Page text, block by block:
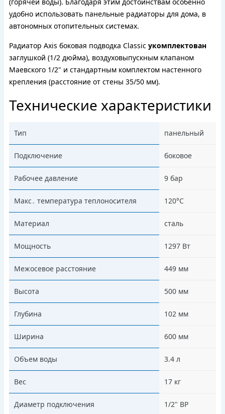
удобно использовать панельные радиаторы для дома, в
автономных отопительных системах.
Радиатор Axis боковая подводка Classic укомплектован
заглушкой (1/2 дюйма), воздуховыпускным клапаном
Маевского 1/2" и стандартным комплектом настенного
крепления (расстояние от стены 35/50 мм).
Технические характеристики
Тип панельный
Подключение боковое
Рабочее давление 9 бар
Макс․ температура теплоносителя 120°С
Материал сталь
Мощность 1297 Вт
Межосевое расстояние 449 мм
Высота 500 мм
Глубина 102 мм
Ширина 600 мм
Объем воды 3.4 л
Вес 17 кг
Диаметр подключения 1/2" ВР